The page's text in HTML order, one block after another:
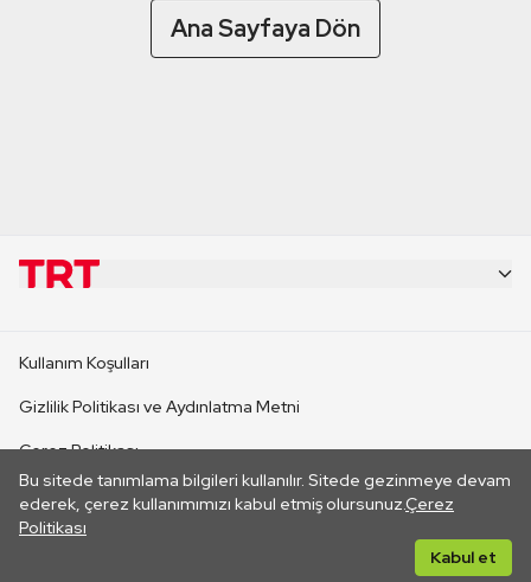
Ana Sayfaya Dön
Bu sitede tanımlama bilgileri kullanılır. Sitede gezinmeye devam
ederek, çerez kullanımımızı kabul etmiş olursunuz.Çerez
Politikası
Kabul et
CANLI YAYINLAR
Kullanım Koşulları
Gizlilik Politikası ve Aydınlatma Metni
Çerez Politikası
İletişim
Her hakkı saklıdır. ©2026 TRT. Bağlantı yoluyla gidilen dış